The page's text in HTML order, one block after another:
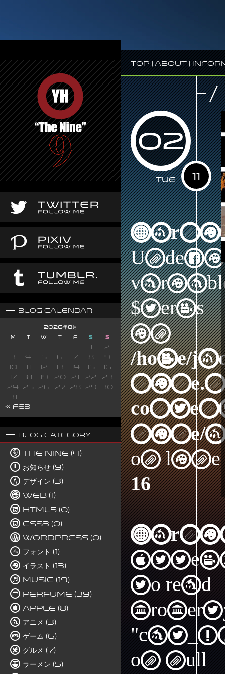
Top|About|
Blog Calendar
2026年8月
M W F S S
2
3
4 5 6 7 8
9
10
12 13 14 15
16
17
18 19 20 21 22
23
24
25 26 27 28 29
30
31
« Feb
Blog Category
The Nine (4)
お知らせ (9)
デザイン (3)
Web (1)
HTML5 (0)
CSS3 (0)
WordPress (0)
フォント (1)
イラスト (13)
Music (19)
Perfume (39)
Apple (8)
アニメ (3)
ゲーム (6)
グルメ (7)
ラーメン (5)
/
02
11
Tue
$terms
in
/home/
nine/
on line
16
to read
on null